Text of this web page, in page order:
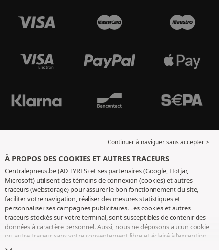
Continuer à naviguer sans accepter >
À PROPOS DES COOKIES ET AUTRES TRACEURS
Centralepneus.be (AD TYRES) et ses partenaires (Google, Hotjar,
Microsoft) utilisent des témoins de connexion (cookies) et autres
traceurs (webstorage) pour assurer le bon fonctionnement du site,
faciliter votre navigation, réaliser des mesures statistiques et
personnaliser ses campagnes publicitaires. Les cookies et autres
traceurs stockés sur votre terminal, sont susceptibles de contenir des
données à caractère personnel. Aussi, nous ne déposons aucun cookie
ou autre traceur sans votre consentement libre et éclairé à l’exception